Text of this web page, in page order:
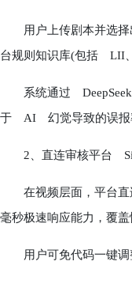
用户上传剧本并选择
台规则知识库(包括 LII
系统通过 DeepSeek
于 AI 幻觉导致的误
2、直连审核平台
在视频层面，平台直
毫秒极速响应能力，覆
用户可免代码一键调